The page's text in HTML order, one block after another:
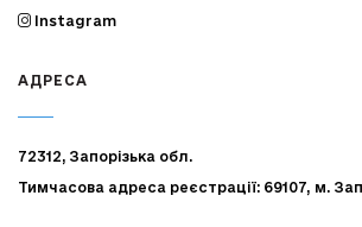
Instagram
АДРЕСА
72312, Запорізька обл.
Тимчасова адреса реєстрації: 69107, м.